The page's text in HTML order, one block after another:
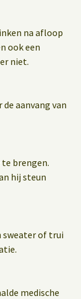
na afloop
ook een
niet.
aanvang van
te brengen.
hij steun
sweater of trui
medische